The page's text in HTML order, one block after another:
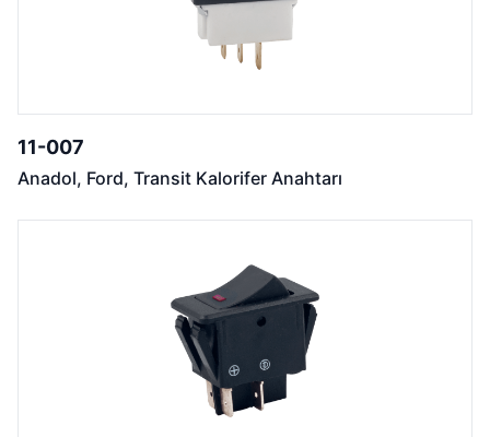
11-007
Anadol, Ford, Transit Kalorifer Anahtarı